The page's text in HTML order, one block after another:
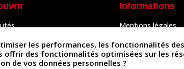
Accessoires
Informations
Mentions légales
Politique de
Politique des
Contactez-nous
les performances, les fonctionnalités
des fonctionnalités optimisées sur les
de vos données personnelles ?